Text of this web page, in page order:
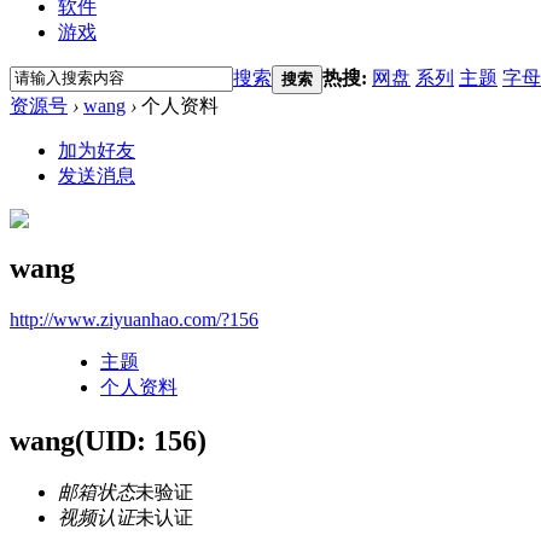
软件
游戏
搜索 搜索 热搜: 网盘 系列 主题 字
资源号 › wang › 个人资料
加为好友
发送消息
wang
http://www.ziyuanhao.com/?156
主题
个人资料
wang(UID: 156)
邮箱状态未验证
视频认证未认证